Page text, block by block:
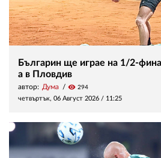
Българин ще играе на 1/2-
а в Пловдив
автор: Дума visibility 294
четвъртък, 06 Август 2026 / 11:25